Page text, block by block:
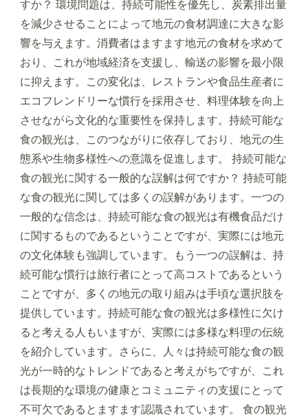
すか？ 環境問題は、持続可能性を優先し、炭素排出量
を減少させることによって地元の食材調達に大きな影
響を与えます。消費者はますます地元の食材を求めて
おり、これが地域経済を支援し、輸送の影響を最小限
に抑えます。この変化は、レストランや食品生産者に
エコフレンドリーな慣行を採用させ、料理体験を向上
させながら文化的な重要性を保持します。持続可能な
食の観光は、このつながりに依存しており、地元の生
態系や生物多様性への意識を促進します。 持続可能な
食の観光に関する一般的な誤解は何ですか？ 持続可能
な食の観光に関しては多くの誤解があります。一つの
一般的な信念は、持続可能な食の観光は有機食品だけ
に関するものであるということですが、実際には地元
の文化体験も強調しています。もう一つの誤解は、持
続可能な慣行は旅行者にとって高コストであるという
ことですが、多くの地元の取り組みは手頃な選択肢を
提供しています。持続可能な食の観光は多様性に欠け
ると考える人もいますが、実際には多様な料理の伝統
を紹介しています。さらに、人々は持続可能な食の観
光が一時的なトレンドであると考えがちですが、これ
は長期的な環境の健康とコミュニティの支援にとって
不可欠であるとますます認識されています。 食の観光